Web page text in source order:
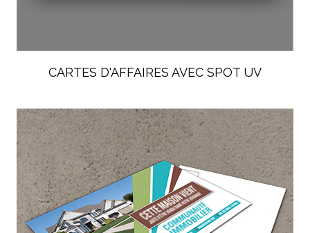
CARTES D'AFFAIRES AVEC SPOT UV